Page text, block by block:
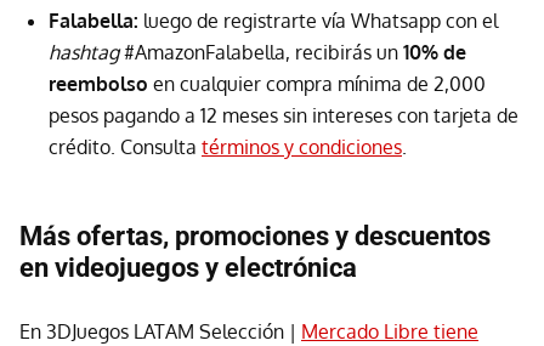
Falabella: luego de registrarte vía Whatsapp con el
hashtag#AmazonFalabella, recibirás un 10% de
reembolso en cualquier compra mínima de 2,000
pesos pagando a 12 meses sin intereses con tarjeta de
crédito. Consulta términos y condiciones.
Más ofertas, promociones y descuentos
en videojuegos y electrónica
En 3DJuegos LATAM Selección | Mercado Libre tiene